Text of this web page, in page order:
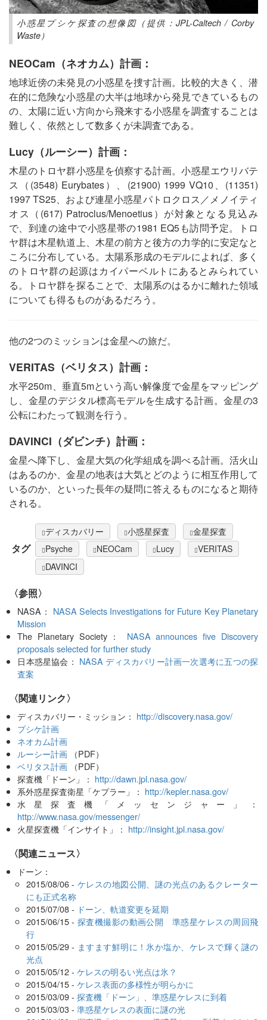
小惑星プシケ探査の想像図（提供：JPL-Caltech / Corby
Waste）
NEOCam（ネオカム）計画：
地球近傍の未発見の小惑星を捜す計画。比較的大きく、潜
在的に危険な小惑星の大半は地球から発見できているもの
の、太陽に近い方向から飛来する小惑星を調査することは
難しく、依然として数多くが未調査である。
Lucy（ルーシー）計画：
木星のトロヤ群小惑星を偵察する計画。小惑星エウリバテ
ス（(3548) Eurybates）、(21900) 1999 VQ10、(11351)
1997 TS25、および連星小惑星パトロクロス／メノイティ
オス（(617) Patroclus/Menoetius）が対象となる見込み
で、到達の途中で小惑星帯の1981 EQ5も訪問予定。トロ
ヤ群は木星軌道上、木星の前方と後方の力学的に安定なと
ころに分布している。太陽系形成のモデルによれば、多く
のトロヤ群の起源はカイパーベルトにあるとみられてい
る。トロヤ群を探ることで、太陽系のはるかに離れた領域
についても得るものがあるだろう。
他の2つのミッションは金星への旅だ。
VERITAS（ベリタス）計画：
水平250m、垂直5mという高い解像度で金星をマッピング
し、金星のデジタル標高モデルを生成する計画。金星の3
公転にわたって観測を行う。
DAVINCI（ダビンチ）計画：
金星へ降下し、金星大気の化学組成を調べる計画。活火山
はあるのか、金星の地表は大気とどのように相互作用して
いるのか、といった長年の疑問に答えるものになると期待
される。
タグ
ディスカバリー 小惑星探査
金星探査
Psyche
NEOCam Lucy
VERITAS
DAVINCI
〈参照〉
NASA： NASA Selects Investigations for Future Key Planetary
Mission
The Planetary Society： NASA announces five Discovery
proposals selected for further study
日本惑星協会： NASA ディスカバリー計画一次選考に五つの探
査案
〈関連リンク〉
ディスカバリー・ミッション： http://discovery.nasa.gov/
プシケ計画
ネオカム計画
ルーシー計画 （PDF）
ベリタス計画 （PDF）
探査機「ドーン」： http://dawn.jpl.nasa.gov/
系外惑星探査衛星「ケプラー」： http://kepler.nasa.gov/
水星探査機「メッセンジャー」：
http://www.nasa.gov/messenger/
火星探査機「インサイト」： http://insight.jpl.nasa.gov/
〈関連ニュース〉
ドーン：
2015/08/06 - ケレスの地図公開、謎の光点のあるクレーター
にも正式名称
2015/07/08 - ドーン、軌道変更を延期
2015/06/15 - 探査機撮影の動画公開 準惑星ケレスの周回飛
行
2015/05/29 - ますます鮮明に！氷か塩か、ケレスで輝く謎の
光点
2015/05/12 - ケレスの明るい光点は氷？
2015/04/15 - ケレス表面の多様性が明らかに
2015/03/09 - 探査機「ドーン」、準惑星ケレスに到着
2015/03/03 - 準惑星ケレスの表面に謎の光